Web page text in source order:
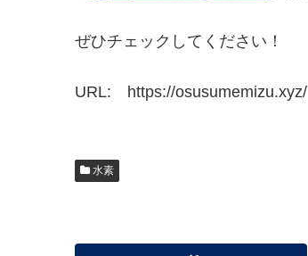
ぜひチェックしてください！
URL: https://osusumemizu.xyz/
水素